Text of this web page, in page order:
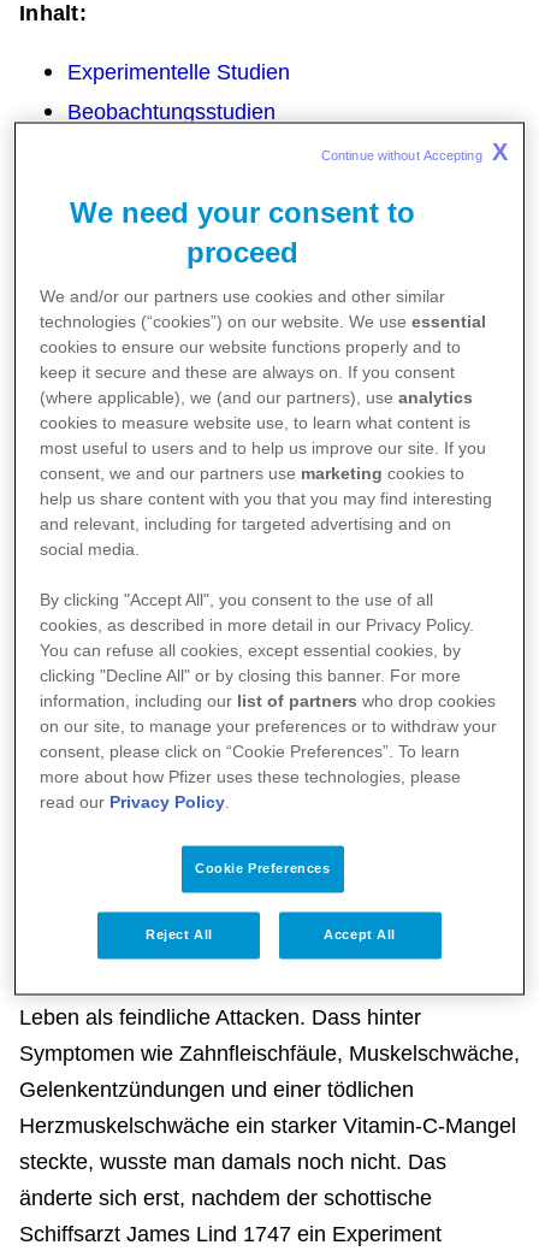
Inhalt:
Experimentelle Studien
Beobachtungsstudien
Experimentelle Studien
Der Anfang: Ein Experiment auf hoher
See
Skorbut – ein krankhafter Vitamin-C-Mangel kostete
Leben als feindliche Attacken. Dass hinter
Symptomen wie Zahnfleischfäule, Muskelschwäche,
Gelenkentzündungen und einer tödlichen
Herzmuskelschwäche ein starker Vitamin-C-Mangel
steckte, wusste man damals noch nicht. Das
änderte sich erst, nachdem der schottische
Schiffsarzt James Lind 1747 ein Experiment
We need your consent to
proceed
We and/or our partners use cookies and other similar
technologies (“cookies”) on our website. We useessential
cookies to ensure our website functions properly and to
keep it secure and these are always on. If you consent
(where applicable), we (and our partners), useanalytics
cookies to measure website use, to learn what content is
most useful to users and to help us improve our site. If you
consent, we and our partners use marketing cookies to
help us share content with you that you may find interesting
and relevant, including for targeted advertising and on
social media.
By clicking "Accept All", you consent to the use of all
cookies, as described in more detail in our Privacy Policy.
You can refuse all cookies, except essential cookies, by
clicking "Decline All" or by closing this banner. For more
information, including our list of partners who drop cookies
on our site, to manage your preferences or to withdraw your
consent, please click on “Cookie Preferences”. To learn
more about how Pfizer uses these technologies, please
read our Privacy Policy.
Cookie Preferences
Reject All Accept All
Continue without Accepting X